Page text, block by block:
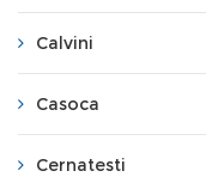
Calvini
Casoca
Cernatesti